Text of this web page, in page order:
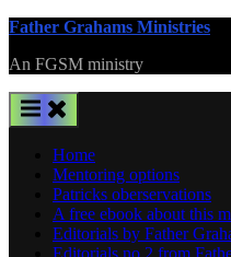
Skip
content
Father Grahams Ministries
An FGSM ministry
Home
Mentoring options
Patricks oberservations
A free ebook about this
Editorials by Father
Editorials no 2 from